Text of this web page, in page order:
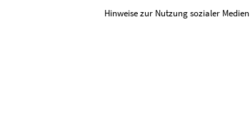
Hinweise zur Nutzung sozialer Medien